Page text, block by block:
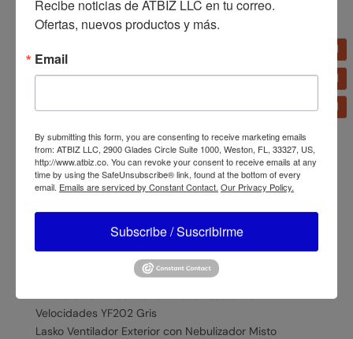
SKU:YF200
Información adicional
Información adicional
Marca Lasko
Velocidades YF202 Gris
Lasko Ventilador Exterior con Nebulizador Misto
Recibe noticias de ATBIZ LLC en tu correo.
Ofertas, nuevos productos y más.
Email
By submitting this form, you are consenting to receive marketing emails
from: ATBIZ LLC, 2900 Glades Circle Suite 1000, Weston, FL, 33327, US,
http://www.atbiz.co. You can revoke your consent to receive emails at any
time by using the SafeUnsubscribe® link, found at the bottom of every
email. Emails are serviced by Constant Contact. Our Privacy Policy.
Subscribe / Suscribirme